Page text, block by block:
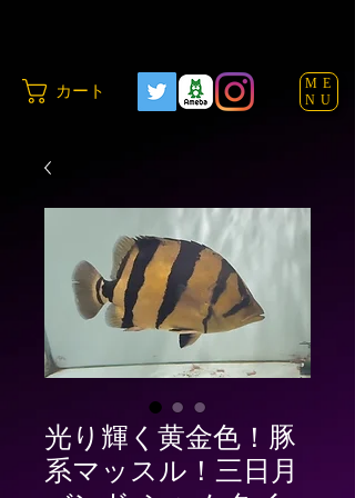
カート
ME
NU
光り輝く黄金色！豚
系マッスル！三日月